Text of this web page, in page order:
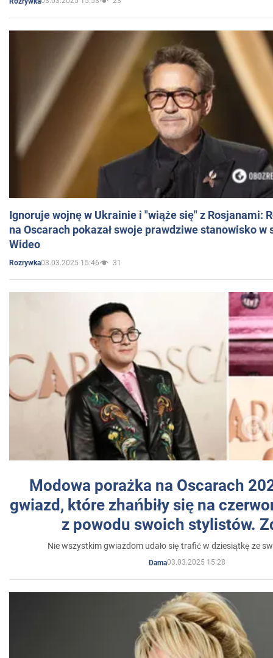
Ignoruje wojnę w Ukrainie i "wiąże się" z Rosjanami:
na Oscarach pokazał swoje prawdziwe stanowisko w
Wideo
Rozrywka03.03.2025 15:46 31
Modowa porażka na Oscarach
gwiazd, które zhańbiły się na
z powodu swoich stylistów.
Nie wszystkim gwiazdom udało się trafić w dziesiątkę ze
Dama03.03.2025 15:28